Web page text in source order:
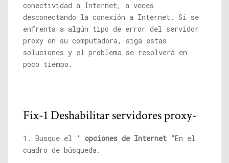
conectividad a Internet, a veces
desconectando la conexión a Internet. Si se
enfrenta a algún tipo de error del servidor
proxy en su computadora, siga estas
soluciones y el problema se resolverá en
poco tiempo.
Fix-1 Deshabilitar servidores proxy-
1. Busque el ' opciones de Internet ”En el
cuadro de búsqueda.